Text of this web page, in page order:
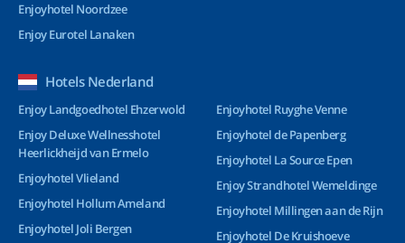
Enjoyhotel Noordzee
Enjoy Eurotel Lanaken
Hotels Nederland
Enjoy Landgoedhotel Ehzerwold
Enjoy Deluxe Wellnesshotel
Heerlickheijd van Ermelo
Enjoyhotel Vlieland
Enjoyhotel Hollum Ameland
Enjoyhotel Joli Bergen
Enjoyhotel Ruyghe Venne
Enjoyhotel de Papenberg
Enjoyhotel La Source Epen
Enjoy Strandhotel Wemeldinge
Enjoyhotel Millingen aan de Rijn
Enjoyhotel De Kruishoeve